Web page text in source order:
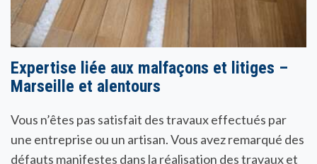
Expertise liée aux malfaçons et litiges –
Marseille et alentours
Vous n’êtes pas satisfait des travaux effectués par
une entreprise ou un artisan. Vous avez remarqué des
défauts manifestes dans la réalisation des travaux et